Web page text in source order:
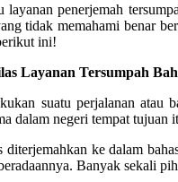
layanan penerjemah
tidak memahami benar
ini!
Layanan Tersumpah
suatu perjalanan atau
dalam negeri tempat tujuan
diterjemahkan ke dalam
Banyak sekali